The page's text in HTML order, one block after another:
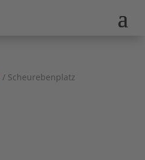
/ Scheurebenplatz